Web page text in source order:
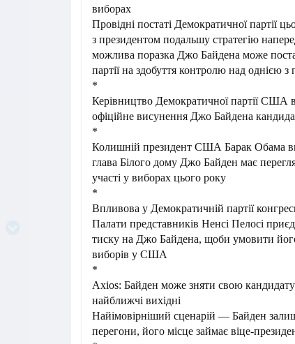
виборах
Провідні постаті Демократичної партії
з президентом подальшу стратегію
можлива поразка Джо Байдена може
партії на здобуття контролю над однією з
*
Керівництво Демократичної партії США
офіційне висунення Джо Байдена
*
Колишній президент США Барак Обама
глава Білого дому Джо Байден має
участі у виборах цього року
*
Впливова у Демократичній партії
Палати представників Ненсі Пелосі
тиску на Джо Байдена, щоби умовити
виборів у США
*
Axios: Байден може зняти свою
найближчі вихідні
Найімовірніший сценарій — Байден
перегони, його місце займає віце-